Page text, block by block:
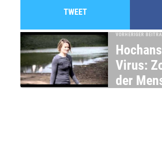
TWEET
VORHERIGER
Virus:
der